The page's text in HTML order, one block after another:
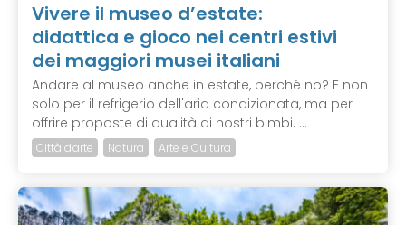
Vivere il museo d’estate:
didattica e gioco nei centri estivi
dei maggiori musei italiani
Andare al museo anche in estate, perché no? E non
solo per il refrigerio dell'aria condizionata, ma per
offrire proposte di qualità ai nostri bimbi. ...
Città d'arte Natura Arte e Cultura